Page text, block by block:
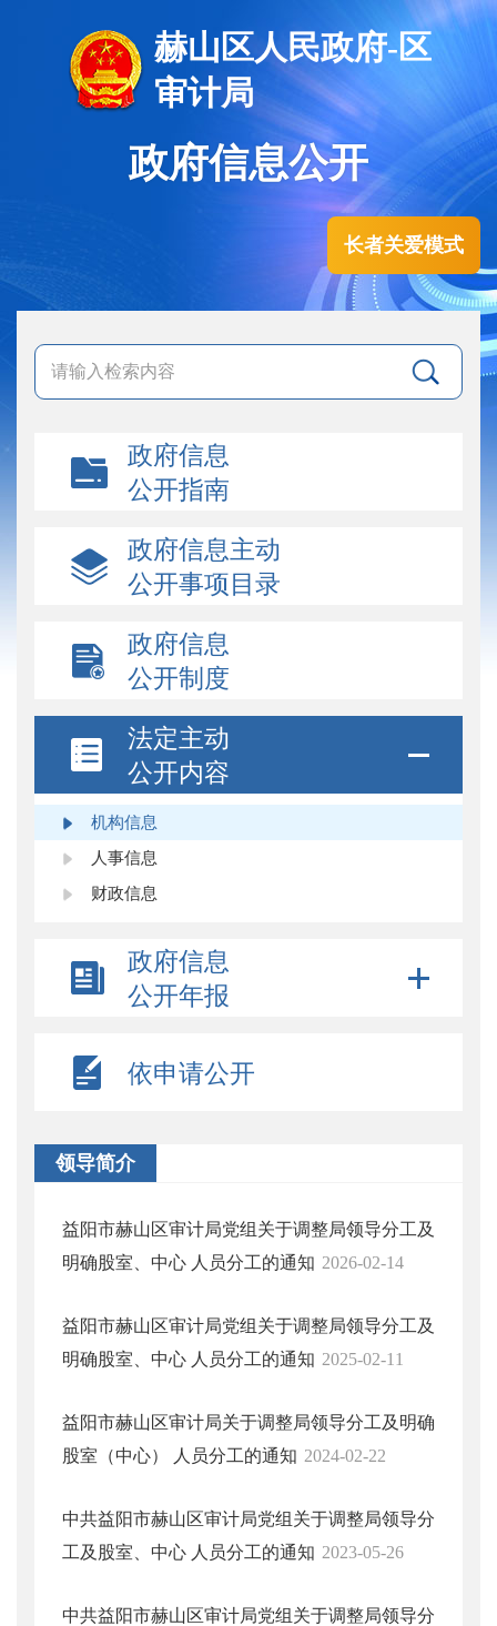
赫山区人民政府-区
审计局
政府信息公开
长者关爱模式
政府信息
公开指南
政府信息主动
公开事项目录
政府信息
公开制度
法定主动
公开内容
机构信息
人事信息
财政信息
政府信息
公开年报
依申请公开
领导简介
益阳市赫山区审计局党组关于调整局领导分工及
明确股室、中心 人员分工的通知 2026-02-14
益阳市赫山区审计局党组关于调整局领导分工及
明确股室、中心 人员分工的通知 2025-02-11
益阳市赫山区审计局关于调整局领导分工及明确
股室（中心） 人员分工的通知 2024-02-22
中共益阳市赫山区审计局党组关于调整局领导分
工及股室、中心 人员分工的通知 2023-05-26
中共益阳市赫山区审计局党组关于调整局领导分